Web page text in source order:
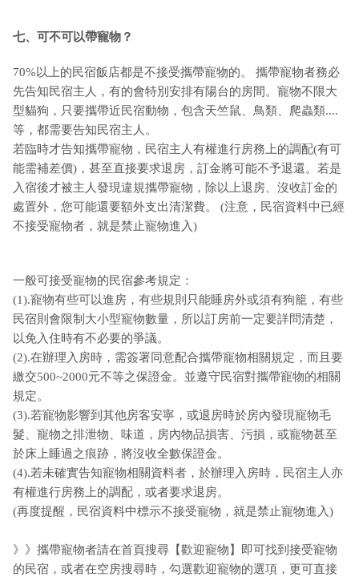
七、可不可以帶寵物？
70%以上的民宿飯店都是不接受攜帶寵物的。 攜帶寵物者務必
先告知民宿主人，有的會特別安排有陽台的房間。寵物不限大
型貓狗，只要攜帶近民宿動物，包含天竺鼠、鳥類、爬蟲類....
等，都需要告知民宿主人。
若臨時才告知攜帶寵物，民宿主人有權進行房務上的調配(有可
能需補差價)，甚至直接要求退房，訂金將可能不予退還。若是
入宿後才被主人發現違規攜帶寵物，除以上退房、沒收訂金的
處置外，您可能還要額外支出清潔費。 (注意，民宿資料中已經
不接受寵物者，就是禁止寵物進入)
一般可接受寵物的民宿參考規定：
(1).寵物有些可以進房，有些規則只能睡房外或須有狗籠，有些
民宿則會限制大小型寵物數量，所以訂房前一定要詳問清楚，
以免入住時有不必要的爭議。
(2).在辦理入房時，需簽署同意配合攜帶寵物相關規定，而且要
繳交500~2000元不等之保證金。並遵守民宿對攜帶寵物的相關
規定。
(3).若寵物影響到其他房客安寧，或退房時於房內發現寵物毛
髮、寵物之排泄物、味道，房內物品損害、污損，或寵物甚至
於床上睡過之痕跡，將沒收全數保證金。
(4).若未確實告知寵物相關資料者，於辦理入房時，民宿主人亦
有權進行房務上的調配，或者要求退房。
(再度提醒，民宿資料中標示不接受寵物，就是禁止寵物進入)
》》攜帶寵物者請在首頁搜尋【歡迎寵物】即可找到接受寵物
的民宿，或者在空房搜尋時，勾選歡迎寵物的選項，更可直接